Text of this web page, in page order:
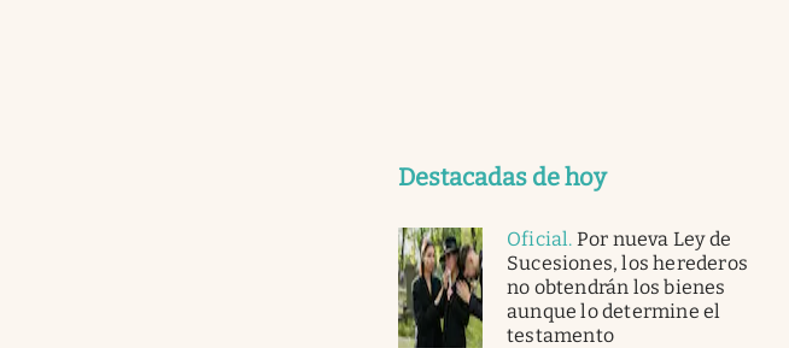
Destacadas de hoy
Oficial. Por nueva Ley de
Sucesiones, los herederos
no obtendrán los bienes
aunque lo determine el
testamento